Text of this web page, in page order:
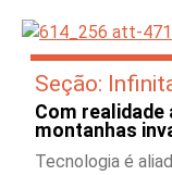
Seção:
Com realidade
montanhas
Tecnologia é